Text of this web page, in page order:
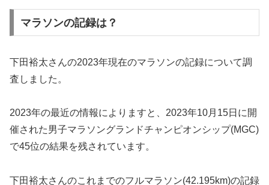
マラソンの記録は？
下田裕太さんの2023年現在のマラソンの記録について調
査しました。
2023年の最近の情報によりますと、2023年10月15日に開
催された男子マラソングランドチャンピオンシップ(MGC)
で45位の結果を残されています。
下田裕太さんのこれまでのフルマラソン(42.195km)の記録